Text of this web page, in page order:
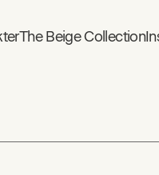
The Beige Collection